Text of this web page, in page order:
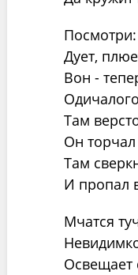
Посмотри:
Дует,
Вон -
Там
Он
Там
И пропал
Мчатся
Освещает